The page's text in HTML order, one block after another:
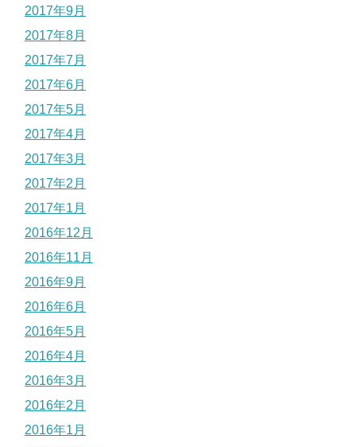
2017年9月
2017年8月
2017年7月
2017年6月
2017年5月
2017年4月
2017年3月
2017年2月
2017年1月
2016年12月
2016年11月
2016年9月
2016年6月
2016年5月
2016年4月
2016年3月
2016年2月
2016年1月